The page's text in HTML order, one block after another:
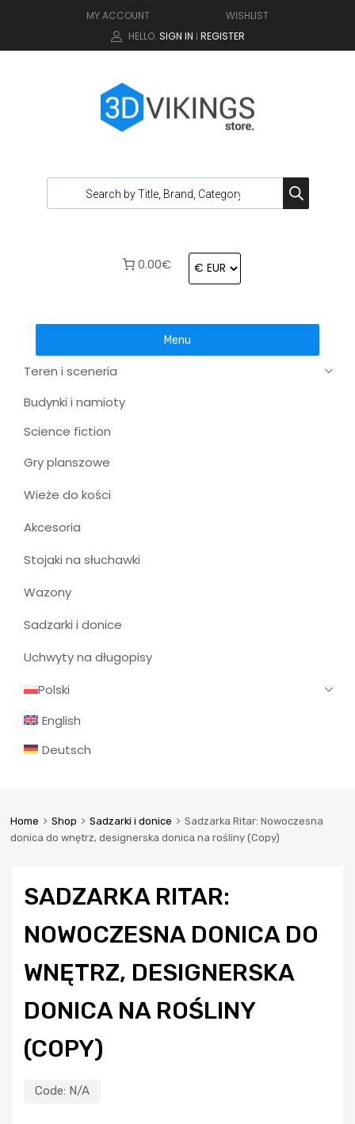
MY ACCOUNT
WISHLIST
HELLO. SIGN IN | REGISTER
0.00€
Menu
Teren i sceneria
Budynki i namioty
Science fiction
Gry planszowe
Wieże do kości
Akcesoria
Stojaki na słuchawki
Wazony
Sadzarki i donice
Uchwyty na długopisy
Polski
English
Deutsch
Home Shop Sadzarki i donice
Sadzarka Ritar: Nowoczesna
donica do wnętrz, designerska donica na rośliny (Copy)
SADZARKA RITAR:
NOWOCZESNA DONICA DO
WNĘTRZ, DESIGNERSKA
DONICA NA ROŚLINY
(COPY)
Code: N/A